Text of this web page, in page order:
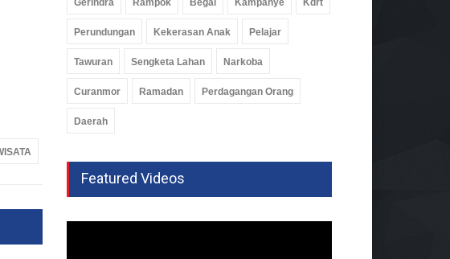
Gerindra Rampok Begal Kampanye Kdrt
Perundungan Kekerasan Anak Pelajar
Tawuran Sengketa Lahan Narkoba
Curanmor Ramadan Perdagangan Orang
Daerah
Featured Videos